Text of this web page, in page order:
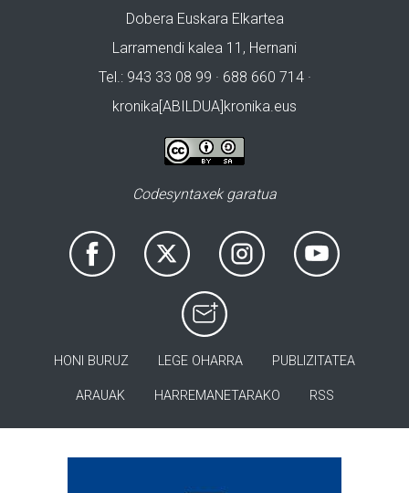
Dobera Euskara Elkartea
Larramendi kalea 11, Hernani
Tel.: 943 33 08 99 · 688 660 714 ·
kronika[ABILDUA]kronika.eus
Codesyntaxek garatua
HONI BURUZ LEGE OHARRA PUBLIZITATEA
ARAUAK HARREMANETARAKO RSS